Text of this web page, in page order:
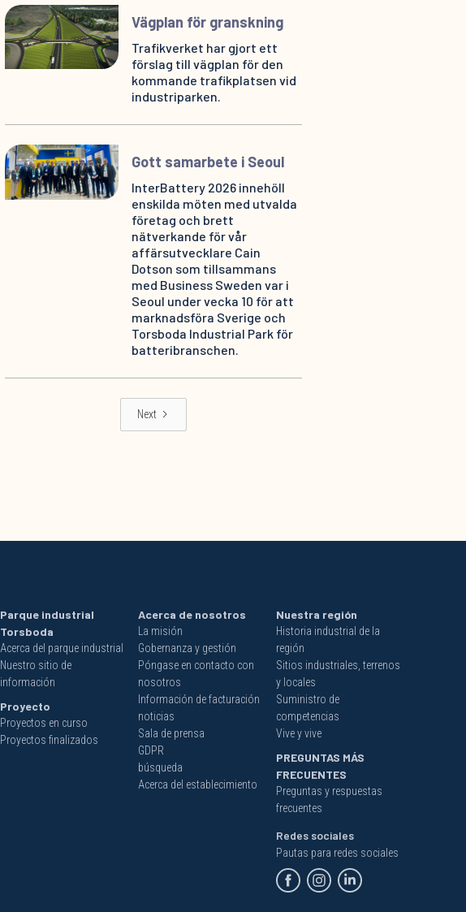
Vägplan för granskning
Trafikverket har gjort ett
förslag till vägplan för den
kommande trafikplatsen vid
industriparken.
Gott samarbete i Seoul
InterBattery 2026 innehöll
enskilda möten med utvalda
företag och brett
nätverkande för vår
affärsutvecklare Cain
Dotson som tillsammans
med Business Sweden var i
Seoul under vecka 10 för att
marknadsföra Sverige och
Torsboda Industrial Park för
batteribranschen.
Next
Parque industrial
Torsboda
Acerca del parque industrial
Nuestro sitio de
información
Proyecto
Proyectos en curso
Proyectos finalizados
Acerca de nosotros
La misión
Gobernanza y gestión
Póngase en contacto con
nosotros
Información de facturación
noticias
Sala de prensa
GDPR
búsqueda
Acerca del establecimiento
Nuestra región
Historia industrial de la
región
Sitios industriales, terrenos
y locales
Suministro de
competencias
Vive y vive
PREGUNTAS MÁS
FRECUENTES
Preguntas y respuestas
frecuentes
Redes sociales
Pautas para redes sociales